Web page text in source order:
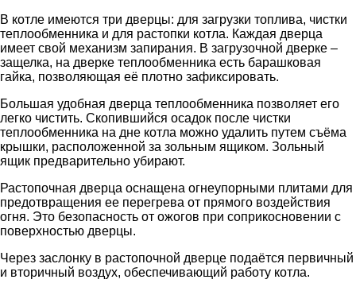
В котле имеются три дверцы: для загрузки топлива, чистки
теплообменника и для растопки котла. Каждая дверца
имеет свой механизм запирания. В загрузочной дверке –
защелка, на дверке теплообменника есть барашковая
гайка, позволяющая её плотно зафиксировать.
Большая удобная дверца теплообменника позволяет его
легко чистить. Скопившийся осадок после чистки
теплообменника на дне котла можно удалить путем съёма
крышки, расположенной за зольным ящиком. Зольный
ящик предварительно убирают.
Растопочная дверца оснащена огнеупорными плитами для
предотвращения ее перегрева от прямого воздействия
огня. Это безопасность от ожогов при соприкосновении с
поверхностью дверцы.
Через заслонку в растопочной дверце подаётся первичный
и вторичный воздух, обеспечивающий работу котла.